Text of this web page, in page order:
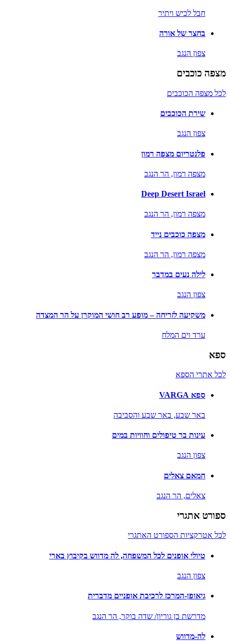
חבל לכיש ויתיר
בחצר של אורה
צפון הנגב
מצפה כוכבים
לכל מצפה הכוכבים
שירת הכוכבים
צפון הנגב
פלנטריום מצפה רמון
מצפה רמון, הר הנגב
Deep Desert Israel
מצפה רמון, הר הנגב
מצפה כוכבים נייד
מצפה רמון, הר הנגב
לילה נעים במדבר
צפון הנגב
משקיעה לזריחה – מופע רב חושי המוקרן על הר המצדה
ערד וים המלח
ספא
לכל אתרי הספא
ספא VARGA
באר שבע, באר שבע והסביבה
עינות בר טיפולים וחוויות במים
צפון הנגב
חמאם צאלים
צאלים, הר הנגב
ספורט אתגרי
לכל אטרקציות הספורט האתגרי
טיולי אופנים לכל המשפחה, לה מדווש בקיבוץ בארי
צפון הנגב
גיאופן-המרכז לרכיבת אופניים מדברית
מדרשת בן גוריון/ שדה בוקר, הר הנגב
לה-מדווש